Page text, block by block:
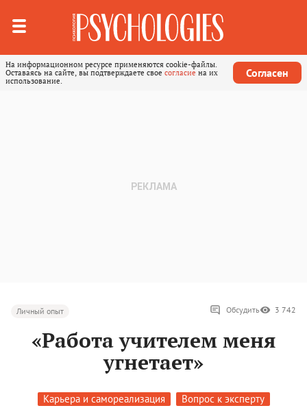
На информационном ресурсе применяются cookie-файлы.
Оставаясь на сайте, вы подтверждаете свое согласие на их
использование.
Согласен
Личный опыт Обсудить 3 742
«Работа учителем меня
угнетает»
Карьера и самореализация Вопрос к эксперту